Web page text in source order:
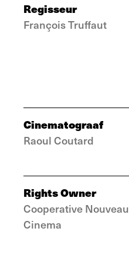
Regisseur
François Truffaut
Cinematograaf
Raoul Coutard
Rights Owner
Cooperative Nouveau
Cinema